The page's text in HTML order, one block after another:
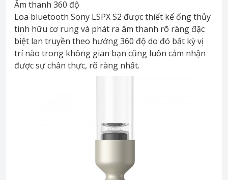
Âm thanh 360 độ
Loa bluetooth Sony LSPX S2 được thiết kế ống thủy
tinh hữu cơ rung và phát ra âm thanh rõ ràng đặc
biệt lan truyền theo hướng 360 độ do đó bất kỳ vị
trí nào trong không gian bạn cũng luôn cảm nhận
được sự chân thực, rõ ràng nhất.